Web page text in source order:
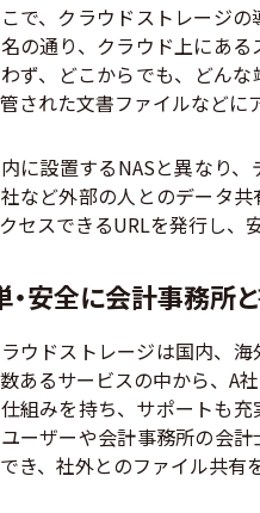
で、クラウドストレージの
の通り、クラウド上にあ
ず、どこからでも、どん
された文書ファイルなどに
に設置するNASと異なり
など外部の人とのデータ
セスできるURLを発行し、
・安全に会計事務所
ウドストレージは国内、海
あるサービスの中から、A
組みを持ち、サポートも
ーザーや会計事務所の会
き、社外とのファイル共有